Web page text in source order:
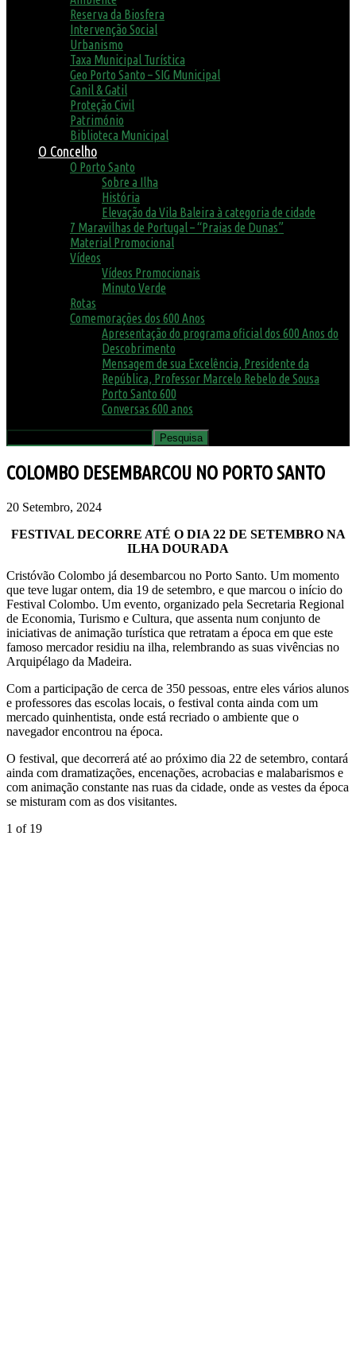
Reserva da Biosfera
Intervenção Social
Urbanismo
Taxa Municipal Turística
Geo Porto Santo – SIG Municipal
Canil & Gatil
Proteção Civil
Património
Biblioteca Municipal
O Concelho
O Porto Santo
Sobre a Ilha
História
Elevação da Vila Baleira à categoria de cidade
7 Maravilhas de Portugal – “Praias de Dunas”
Material Promocional
Vídeos
Vídeos Promocionais
Minuto Verde
Rotas
Comemorações dos 600 Anos
Apresentação do programa oficial dos 600 Anos do
Descobrimento
Mensagem de sua Excelência, Presidente da
República, Professor Marcelo Rebelo de Sousa
Porto Santo 600
Conversas 600 anos
COLOMBO DESEMBARCOU NO PORTO SANTO
20 Setembro, 2024
FESTIVAL DECORRE ATÉ O DIA 22 DE SETEMBRO NA
ILHA DOURADA
Cristóvão Colombo já desembarcou no Porto Santo. Um momento
que teve lugar ontem, dia 19 de setembro, e que marcou o início do
Festival Colombo. Um evento, organizado pela Secretaria Regional
de Economia, Turismo e Cultura, que assenta num conjunto de
iniciativas de animação turística que retratam a época em que este
famoso mercador residiu na ilha, relembrando as suas vivências no
Arquipélago da Madeira.
Com a participação de cerca de 350 pessoas, entre eles vários alunos
e professores das escolas locais, o festival conta ainda com um
mercado quinhentista, onde está recriado o ambiente que o
navegador encontrou na época.
O festival, que decorrerá até ao próximo dia 22 de setembro, contará
ainda com dramatizações, encenações, acrobacias e malabarismos e
com animação constante nas ruas da cidade, onde as vestes da época
se misturam com as dos visitantes.
1 of 19